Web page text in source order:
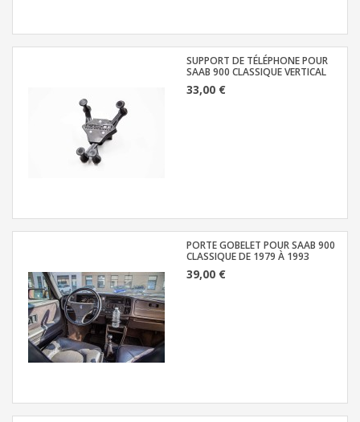
SUPPORT DE TÉLÉPHONE POUR
SAAB 900 CLASSIQUE VERTICAL
33,00 €
PORTE GOBELET POUR SAAB 900
CLASSIQUE DE 1979 À 1993
39,00 €